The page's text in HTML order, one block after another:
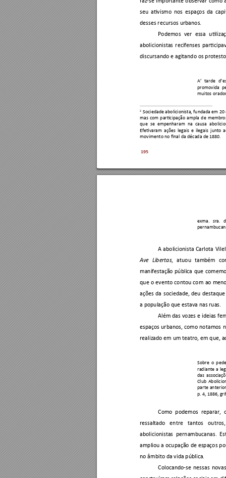
195
seu ativismo nos espaços da
desses recursos urbanos.
Podemos ver essa
abolicionistas recifenses
discursando e agitando os
A’ tarde
promovida p
muitos o
2 Sociedade abolicionista, fundada em 20
mas com participação ampla de
que se empenharam na causa ab
Efetivaram ações legais e ilegais junto
movimento no final da década de 1880.
exma. sra.
A abolicionista Carlota
Ave Libertas, atuou também
manifestação pública que
que o evento contou com ao
ações da sociedade, deu d
a população que estava nas ruas.
Além das vozes e ideias
espaços urbanos, como notamos
realizado em um teatro, em que,
Sobre o p
radiante a
das
Club
parte an
p. 4, 1886,
Como podemos reparar,
ressaltado
entre tantos ou
abolicionistas pernambucanas.
ampliou a ocupação de espaços p
no âmbito da vida pública.
Colocando-se nessas